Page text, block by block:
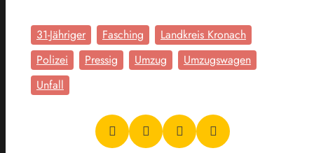
31-Jähriger Fasching
Landkreis Kronach
Polizei
Pressig Umzug
Umzugswagen
Unfall